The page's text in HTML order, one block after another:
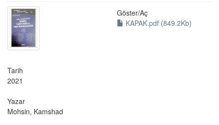
Göster/Aç
KAPAK.pdf (849.2Kb)
Tarih
2021
Yazar
Mohsin, Kamshad